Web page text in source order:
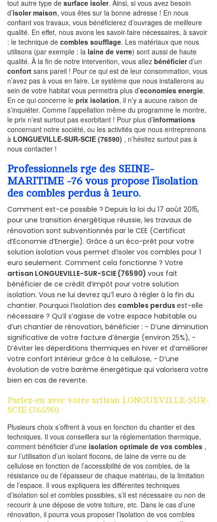
tout autre type de surface isoler. Ainsi, si vous avez besoin
d’isoler maison, vous êtes sur la bonne adresse ! En nous
confiant vos travaux, vous bénéficierez d’ouvrages de meilleure
qualité. En effet, nous avons les savoir-faire nécessaires, à savoir
: le technique de combles soufflage. Les matériaux que nous
utilisons (par exemple : la laine de verre) sont aussi de haute
qualité. À la fin de notre intervention, vous allez bénéficierd’un
confort sans pareil ! Pour ce qui est de leur consommation, vous
n’avez pas à vous en faire. Le système que nous installerons au
sein de votre habitat vous permettra plus d’economies energie.
En ce qui concerne le prix isolation, il n’y a aucune raison de
s’inquiéter. Comme l’appellation même du programme le montre,
le prix n’est surtout pas exorbitant ! Pour plus d’informations
concernant notre société, ou les activités que nous entreprenons
à LONGUEVILLE-SUR-SCIE (76590) , n’hésitez surtout pas à
nous contacter !
Professionnels rge des SEINE-
MARITIME -76 vous propose l’isolation
des combles perdus à 1euro.
Comment est-ce possible ? Depuis la loi du 17 août 2015,
pour une transition énergétique réussie, les travaux de
rénovation sont subventionnés par le CEE (Certificat
d’Economie d’Energie). Grâce à un éco-prêt pour votre
solution isolation vous permet d’isoler vos combles pour 1
euro seulement. Comment cela fonctionne ? Votre
artisan LONGUEVILLE-SUR-SCIE (76590) vous fait
bénéficier de ce crédit d’impôt pour votre solution
isolation. Vous ne lui devrez qu’1 euro à régler à la fin du
chantier. Pourquoi l’isolation des combles perdus est-elle
nécessaire ? Qu’il s’agisse de votre espace habitable ou
d’un chantier de rénovation, bénéficier : - D’une diminution
significative de votre facture d’énergie (environ 25%), -
D’éviter les déperditions thermiques en hiver et d’améliorer
votre confort intérieur grâce à la cellulose, - D’une
évolution de votre barème énergétique qui valorisera votre
bien en cas de revente.
Parlez-en avec votre artisan LONGUEVILLE-SUR-
SCIE (76590)
Plusieurs choix s’offrent à vous en fonction du chantier et des
techniques. Il vous conseillera sur la réglementation thermique,
comment bénéficier d’une isolation optimale de vos combles ,
sur l’utilisation d’un isolant flocons, de laine de verre ou de
cellulose en fonction de l’accessibilité de vos combles, de la
résistance ou de l’épaisseur de chaque matériau, de la limitation
de l’espace. Il vous expliquera les différentes techniques
d’isolation sol et combles possibles, s’il est nécessaire ou non de
recourir à une dépose de votre toiture, etc. Dans le cas d’une
rénovation, il pourra vous proposer l’isolation de vos combles